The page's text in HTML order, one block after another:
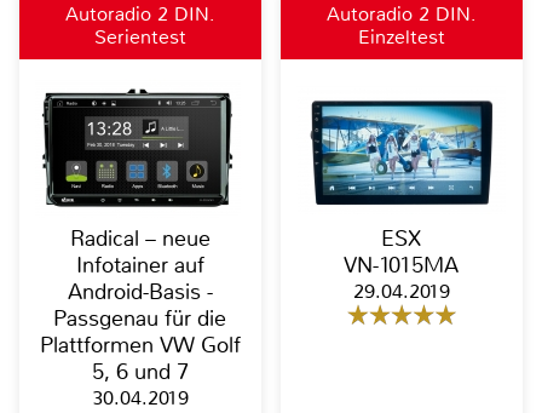
Autoradio 2 DIN,
Moniceiver, Naviceiver,
Bluetooth
Serientest
Radical – neue
Infotainer auf
Android-Basis -
Passgenau für die
Plattformen VW Golf
5, 6 und 7
30.04.2019
Autoradio 2 DIN,
Moniceiver, Naviceiver,
Bluetooth
Einzeltest
ESX
VN-1015MA
29.04.2019